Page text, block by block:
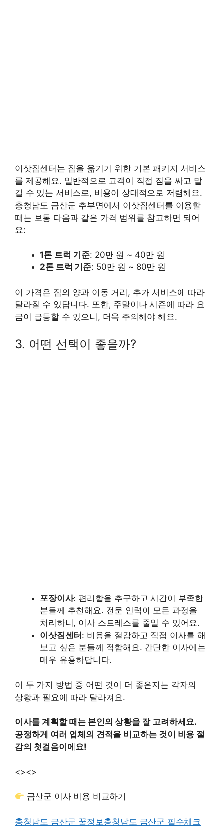
이삿짐센터는 짐을 옮기기 위한 기본 패키지 서비스
를 제공해요. 일반적으로 고객이 직접 짐을 싸고 맡
길 수 있는 서비스로, 비용이 상대적으로 저렴해요.
충청남도 금산군 추부면에서 이삿짐센터를 이용할
때는 보통 다음과 같은 가격 범위를 참고하면 되어
요:
1톤 트럭 기준: 20만 원 ~ 40만 원
2톤 트럭 기준: 50만 원 ~ 80만 원
이 가격은 짐의 양과 이동 거리, 추가 서비스에 따라
달라질 수 있답니다. 또한, 주말이나 시즌에 따라 요
금이 급등할 수 있으니, 더욱 주의해야 해요.
3. 어떤 선택이 좋을까?
포장이사: 편리함을 추구하고 시간이 부족한
분들께 추천해요. 전문 인력이 모든 과정을
처리하니, 이사 스트레스를 줄일 수 있어요.
이삿짐센터 : 비용을 절감하고 직접 이사를 해
보고 싶은 분들께 적합해요. 간단한 이사에는
매우 유용하답니다.
이 두 가지 방법 중 어떤 것이 더 좋은지는 각자의
상황과 필요에 따라 달라져요.
이사를 계획할 때는 본인의 상황을 잘 고려하세요.
공정하게 여러 업체의 견적을 비교하는 것이 비용 절
감의 첫걸음이에요!
<><>
금산군 이사 비용 비교하기
충청남도 금산군 꿀정보 충청남도 금산군 필수체크